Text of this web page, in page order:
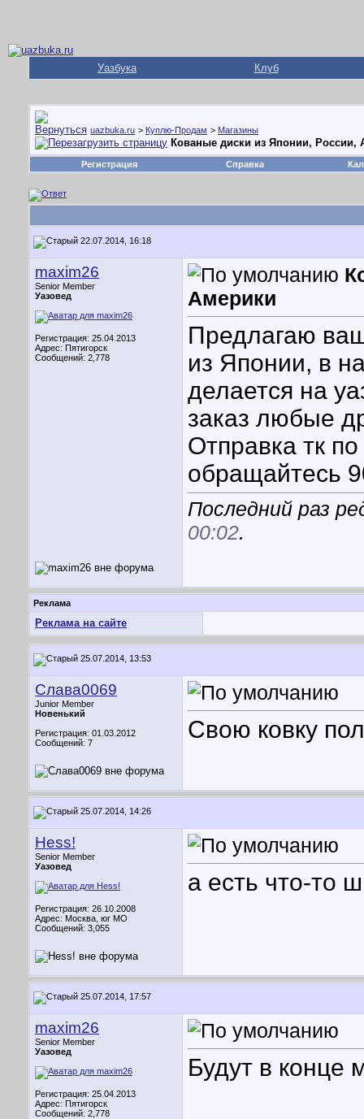
Уазбука Клуб
uazbuka.ru > Куплю-Продам > Магазины
Кованые диски из Японии, России,
Регистрация Справка
22.07.2014, 16:18
maxim26
Senior Member
Уазовед
Регистрация: 25.04.2013
Адрес: Пятигорск
Сообщений: 2,778
Америки
Предлагаю
из Японии, в
делается на
заказ любые
Отправка тк
обращайтесь
Последний раз
00:02.
Реклама
Реклама на сайте
25.07.2014, 13:53
Слава0069
Junior Member
Новенький
Регистрация: 01.03.2012
Сообщений: 7
Свою ковку
25.07.2014, 14:26
Hess!
Senior Member
Уазовед
Регистрация: 26.10.2008
Адрес: Москва, юг МО
Сообщений: 3,055
а есть что-то
25.07.2014, 17:57
maxim26
Senior Member
Уазовед
Регистрация: 25.04.2013
Адрес: Пятигорск
Сообщений: 2,778
Будут в конце